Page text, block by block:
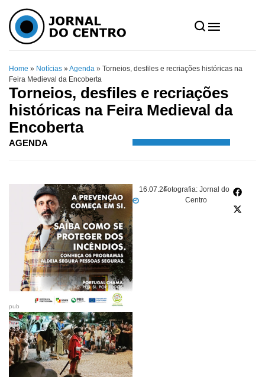
Home » Notícias »Agenda » Torneios, desfiles e recriações históricas na
Feira Medieval da Encoberta
Torneios, desfiles e recriações
históricas na Feira Medieval da
Encoberta
AGENDA
16.07.24Fotografia: Jornal do
Centro
pub